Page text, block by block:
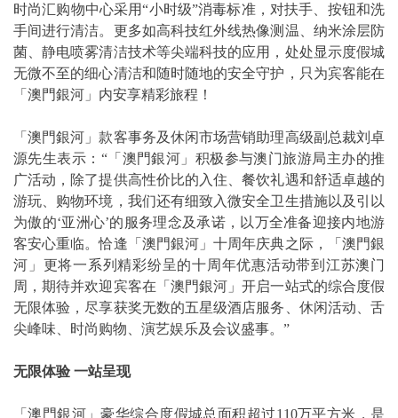
时尚汇购物中心采用“小时级”消毒标准，对扶手、按钮和洗
手间进行清洁。更多如高科技红外线热像测温、纳米涂层防
菌、静电喷雾清洁技术等尖端科技的应用，处处显示度假城
无微不至的细心清洁和随时随地的安全守护，只为宾客能在
「澳門銀河」内安享精彩旅程！
「澳門銀河」款客事务及休闲市场营销助理高级副总裁刘卓
源先生表示：“「澳門銀河」积极参与澳门旅游局主办的推
广活动，除了提供高性价比的入住、餐饮礼遇和舒适卓越的
游玩、购物环境，我们还有细致入微安全卫生措施以及引以
为傲的‘亚洲心’的服务理念及承诺，以万全准备迎接内地游
客安心重临。恰逢「澳門銀河」十周年庆典之际，「澳門銀
河」更将一系列精彩纷呈的十周年优惠活动带到江苏澳门
周，期待并欢迎宾客在「澳門銀河」开启一站式的综合度假
无限体验，尽享获奖无数的五星级酒店服务、休闲活动、舌
尖峰味、时尚购物、演艺娱乐及会议盛事。”
无限体验 一站呈现
「澳門銀河」豪华综合度假城总面积超过110万平方米，是